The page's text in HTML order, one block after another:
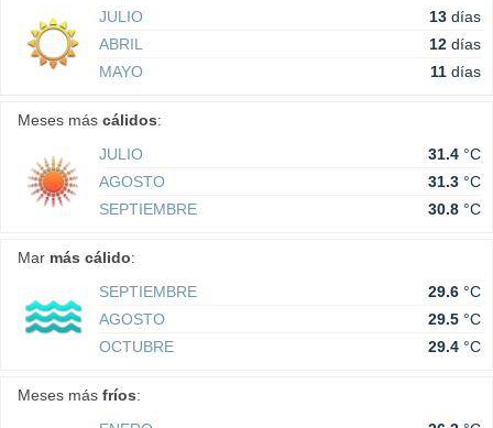
JULIO
13 días
ABRIL
12 días
MAYO
11 días
Meses más cálidos:
JULIO
31.4 °C
AGOSTO
31.3 °C
SEPTIEMBRE
30.8 °C
Mar más cálido:
SEPTIEMBRE
29.6 °C
AGOSTO
29.5 °C
OCTUBRE
29.4 °C
Meses más fríos: